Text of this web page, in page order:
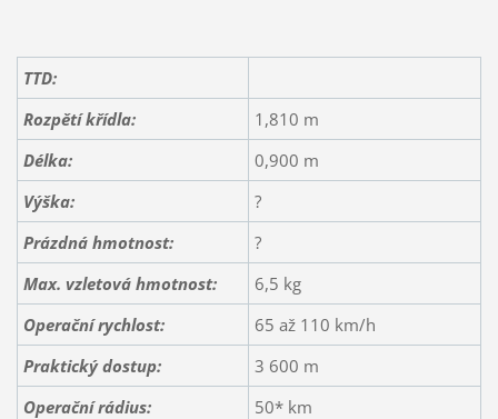
TTD:
Rozpětí křídla:
1,810 m
Délka:
0,900 m
Výška:
?
Prázdná hmotnost:
?
Max. vzletová hmotnost:
6,5 kg
Operační rychlost:
65 až 110 km/h
Praktický dostup:
3 600 m
Operační rádius:
50* km